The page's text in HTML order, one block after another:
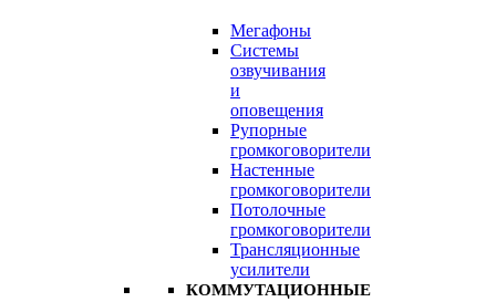
Мегафоны
Системы
озвучивания
и
оповещения
Рупорные
громкоговорители
Настенные
громкоговорители
Потолочные
громкоговорители
Трансляционные
усилители
КОММУТАЦИОННЫЕ